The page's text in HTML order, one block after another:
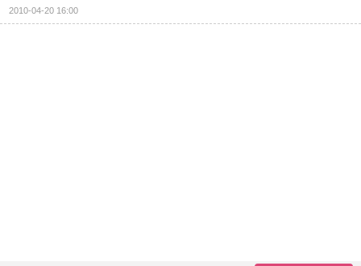
2010-04-20 16:00